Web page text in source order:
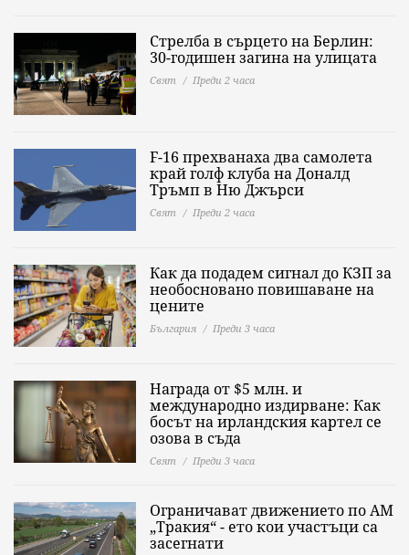
Стрелба в сърцето на Берлин:
30-годишен загина на улицата
Свят Преди 2 часа
F-16 прехванаха два самолета
край голф клуба на Доналд
Тръмп в Ню Джърси
Свят Преди 2 часа
Как да подадем сигнал до КЗП за
необосновано повишаване на
цените
България Преди 3 часа
Награда от $5 млн. и
международно издирване: Как
босът на ирландския картел се
озова в съда
Свят Преди 3 часа
Ограничават движението по АМ
„Тракия“ - ето кои участъци са
засегнати